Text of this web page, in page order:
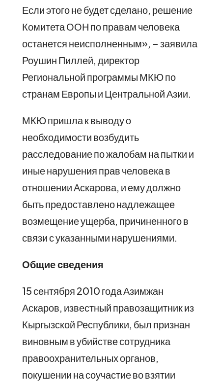
Если этого не будет сделано, решение
Комитета ООН по правам человека
останется неисполненным», – заявила
Роушин Пиллей, директор
Региональной программы МКЮ по
странам Европы и Центральной Азии.
МКЮ пришла к выводу о
необходимости возбудить
расследование по жалобам на пытки и
иные нарушения прав человека в
отношении Аскарова, и ему должно
быть предоставлено надлежащее
возмещение ущерба, причиненного в
связи с указанными нарушениями.
Общие сведения
15 сентября 2010 года Азимжан
Аскаров, известный правозащитник из
Кыргызской Республики, был признан
виновным в убийстве сотрудника
правоохранительных органов,
покушении на соучастие во взятии